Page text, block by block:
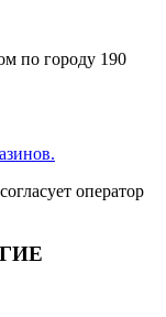
по городу 190
оператор